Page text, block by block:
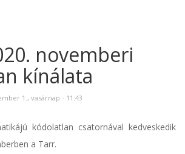
novemberi
kínálata
1., vasárnap - 11:43
kódolatlan csatornával kedveskedik
a Tarr.